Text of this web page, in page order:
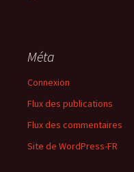
Méta
Connexion
Flux des publications
Flux des commentaires
Site de WordPress-FR